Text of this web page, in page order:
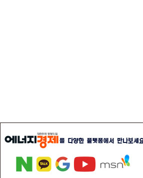
서울시 “정비사업 31만가구 착공해도 이주대
란 없다”…정부에 규제완화 촉구